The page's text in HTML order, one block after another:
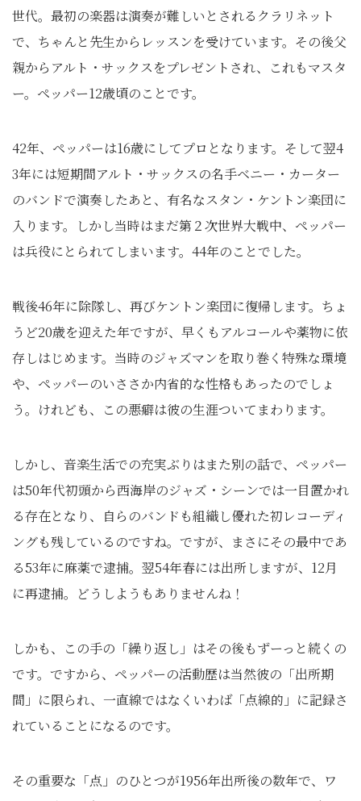
世代。最初の楽器は演奏が難しいとされるクラリネット
で、ちゃんと先生からレッスンを受けています。その後父
親からアルト・サックスをプレゼントされ、これもマスタ
ー。ペッパー12歳頃のことです。
42年、ペッパーは16歳にしてプロとなります。そして翌4
3年には短期間アルト・サックスの名手ベニー・カーター
のバンドで演奏したあと、有名なスタン・ケントン楽団に
入ります。しかし当時はまだ第２次世界大戦中、ペッパー
は兵役にとられてしまいます。44年のことでした。
戦後46年に除隊し、再びケントン楽団に復帰します。ちょ
うど20歳を迎えた年ですが、早くもアルコールや薬物に依
存しはじめます。当時のジャズマンを取り巻く特殊な環境
や、ペッパーのいささか内省的な性格もあったのでしょ
う。けれども、この悪癖は彼の生涯ついてまわります。
しかし、音楽生活での充実ぶりはまた別の話で、ペッパー
は50年代初頭から西海岸のジャズ・シーンでは一目置かれ
る存在となり、自らのバンドも組織し優れた初レコーディ
ングも残しているのですね。ですが、まさにその最中であ
る53年に麻薬で逮捕。翌54年春には出所しますが、12月
に再逮捕。どうしようもありませんね！
しかも、この手の「繰り返し」はその後もずーっと続くの
です。ですから、ペッパーの活動歴は当然彼の「出所期
間」に限られ、一直線ではなくいわば「点線的」に記録さ
れていることになるのです。
その重要な「点」のひとつが1956年出所後の数年で、ワ